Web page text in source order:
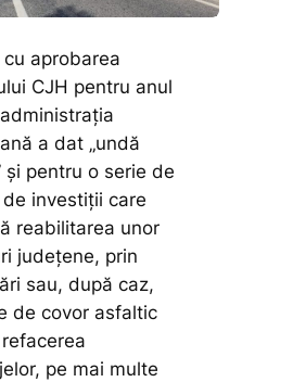
aprobarea
CJH pentru anul
a dat „undă
și pentru o serie de
investiții care
reabilitarea unor
județene, prin
sau, după caz,
de covor asfaltic
pe mai multe